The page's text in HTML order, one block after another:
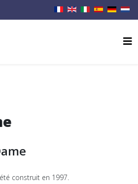
construit en 1997.